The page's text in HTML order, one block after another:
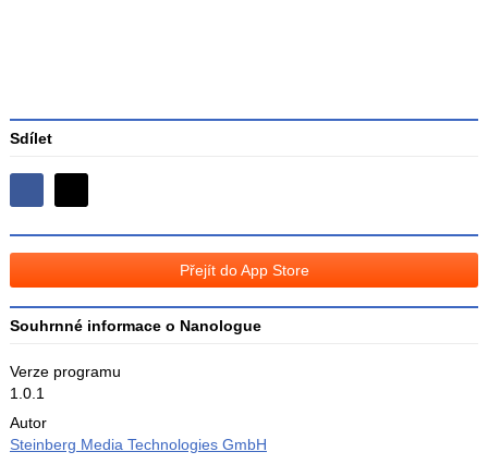
Sdílet
Sdílejte
na
Facebooku
na
Přejít do App Store
Souhrnné informace o Nanologue
Verze programu
1.0.1
Autor
Steinberg Media Technologies GmbH